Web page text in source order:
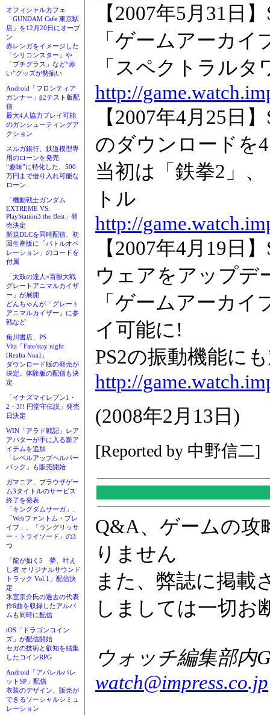
オフィシャルカフェ
「GUNDAM Cafe 東京駅
店」を12月20日にオープ
ン
赤レンガをイメージした
「シリコンスター」や
「プチグラス」など“赤
い”グッズが勢揃い
Android「フロンティア
ガンナー」β2テスト版配
信
最大4人協力プレイ可能
のガンシューティングア
クション
スルガ銀行、鉄道模型専
用のローンを発売
“趣味”に特化した、500
万円まで借り入れ可能な
ローン
「機動戦士ガンダム
EXTREME VS.
PlayStation3 the Best」発
売決定
新規DLCを同時配信、初
回生産版に「バトルオペ
レーション」のコードを
付属
「太鼓の達人×百獣大戦
グレートアニマルカイザ
ー」が展開
どんちゃんが「グレート
アニマルカイザー」に参
戦など
角川書店、PS
Vita「Fate/stay night
[Realta Nua]」
ダウンロード版の発売が
決定。体験版の配信も決
定
「イナズマイレブン1・
2・3!! 円堂守伝説」発売
日決定
WIN「アラド戦記」レア
アバターが手に入る新ア
イテムを追加
「レベルアップヘルパー
パック」も販売開始
ガマニア、ブラウザゲー
ム3タイトルのサービス
終了を発表
「キングダムサーガ」、
「Webファントム・ブレ
イブ」、「ラングリッサ
ー・トライソード」の3
つ
「龍が如く5 夢、叶え
し者 オリジナルサウンド
トラック Vol.1」配信決
定
氷室京介氏の過去の代表
作6曲を収録したアルバ
ムも同時に配信
iOS「ドラゴンコイン
ズ」が配信開始
セガの技術と叡知を結集
したコインRPG
Android「アパレルパレ
ットSP」配信
衣装のデザイン、販売が
できるソーシャルシミュ
レーション
【2007年5月31日
「ゲームアーカイ
「スペクトラル
http://
【2007年4月25日
のダウンロードを
当初は「鉄拳2」
トル
http://
【2007年4月19日
ウェアをアップデ
「ゲームアーカイ
イ可能に!
PS2の振動機能に
http://
(2008年2月13日)
[Reported by 中野信二]
Q&A、ゲームの攻
りません
また、弊誌に掲載
しましては一切お
ウォッチ編集部内
watch@impress.co.jp